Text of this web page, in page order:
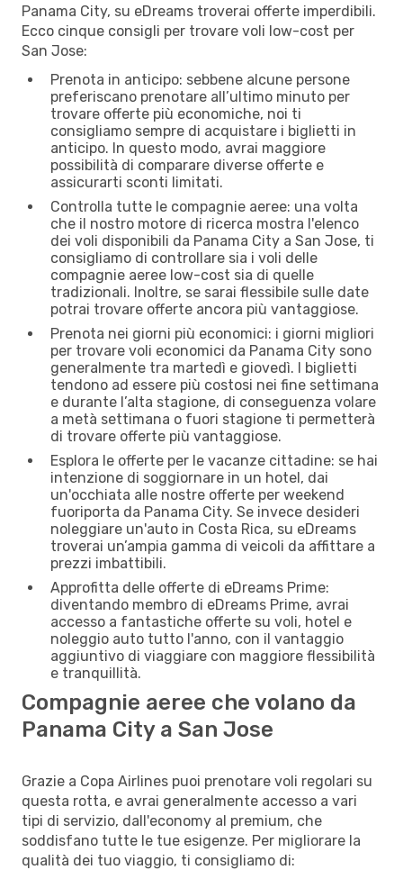
Panama City, su eDreams troverai offerte imperdibili.
Ecco cinque consigli per trovare voli low-cost per
San Jose:
Prenota in anticipo: sebbene alcune persone
preferiscano prenotare all’ultimo minuto per
trovare offerte più economiche, noi ti
consigliamo sempre di acquistare i biglietti in
anticipo. In questo modo, avrai maggiore
possibilità di comparare diverse offerte e
assicurarti sconti limitati.
Controlla tutte le compagnie aeree: una volta
che il nostro motore di ricerca mostra l'elenco
dei voli disponibili da Panama City a San Jose, ti
consigliamo di controllare sia i voli delle
compagnie aeree low-cost sia di quelle
tradizionali. Inoltre, se sarai flessibile sulle date
potrai trovare offerte ancora più vantaggiose.
Prenota nei giorni più economici: i giorni migliori
per trovare voli economici da Panama City sono
generalmente tra martedì e giovedì. I biglietti
tendono ad essere più costosi nei fine settimana
e durante l’alta stagione, di conseguenza volare
a metà settimana o fuori stagione ti permetterà
di trovare offerte più vantaggiose.
Esplora le offerte per le vacanze cittadine: se hai
intenzione di soggiornare in un hotel, dai
un'occhiata alle nostre offerte per weekend
fuoriporta da Panama City. Se invece desideri
noleggiare un'auto in Costa Rica, su eDreams
troverai un’ampia gamma di veicoli da affittare a
prezzi imbattibili.
Approfitta delle offerte di eDreams Prime:
diventando membro di eDreams Prime, avrai
accesso a fantastiche offerte su voli, hotel e
noleggio auto tutto l'anno, con il vantaggio
aggiuntivo di viaggiare con maggiore flessibilità
e tranquillità.
Compagnie aeree che volano da
Panama City a San Jose
Grazie a Copa Airlines puoi prenotare voli regolari su
questa rotta, e avrai generalmente accesso a vari
tipi di servizio, dall'economy al premium, che
soddisfano tutte le tue esigenze. Per migliorare la
qualità dei tuo viaggio, ti consigliamo di: